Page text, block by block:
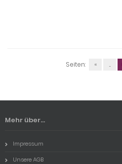
Seiten: « ...
Mehr über...
Impressum
Unsere AGB